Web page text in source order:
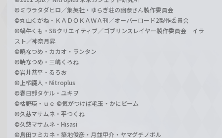
©ミウラタダヒロ／集英社・ゆらぎ荘の幽奈さん製作委員会
©丸山くがね・ＫＡＤＯＫＡＷＡ刊／オーバーロード2製作委員会
©蝸牛くも・SBクリエイティブ／ゴブリンスレイヤー製作委員会 イラ
スト／神奈月昇
©暁なつめ・カカオ・ランタン
©暁なつめ・三嶋くろね
©岩井恭平・るろお
©上栖綴人・Nitroplus
©春日部タケル・ユキヲ
©枯野瑛・ｕｅ ©気がつけば毛玉・かにビーム
©久慈マサムネ・平つくね
©久慈マサムネ・Hisasi
©島田フミカネ・築地俊彦・月並甲介・ヤマグチノボル